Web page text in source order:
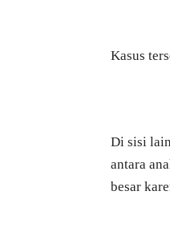
Kasus
Di sisi
antara
besar